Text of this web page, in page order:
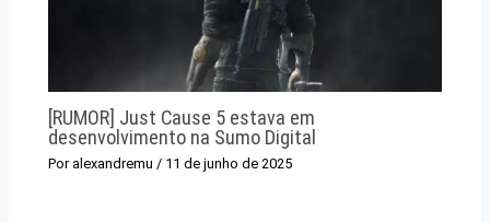
[RUMOR] Just Cause 5 estava em
desenvolvimento na Sumo Digital
Por alexandremu/ 11 de junho de 2025